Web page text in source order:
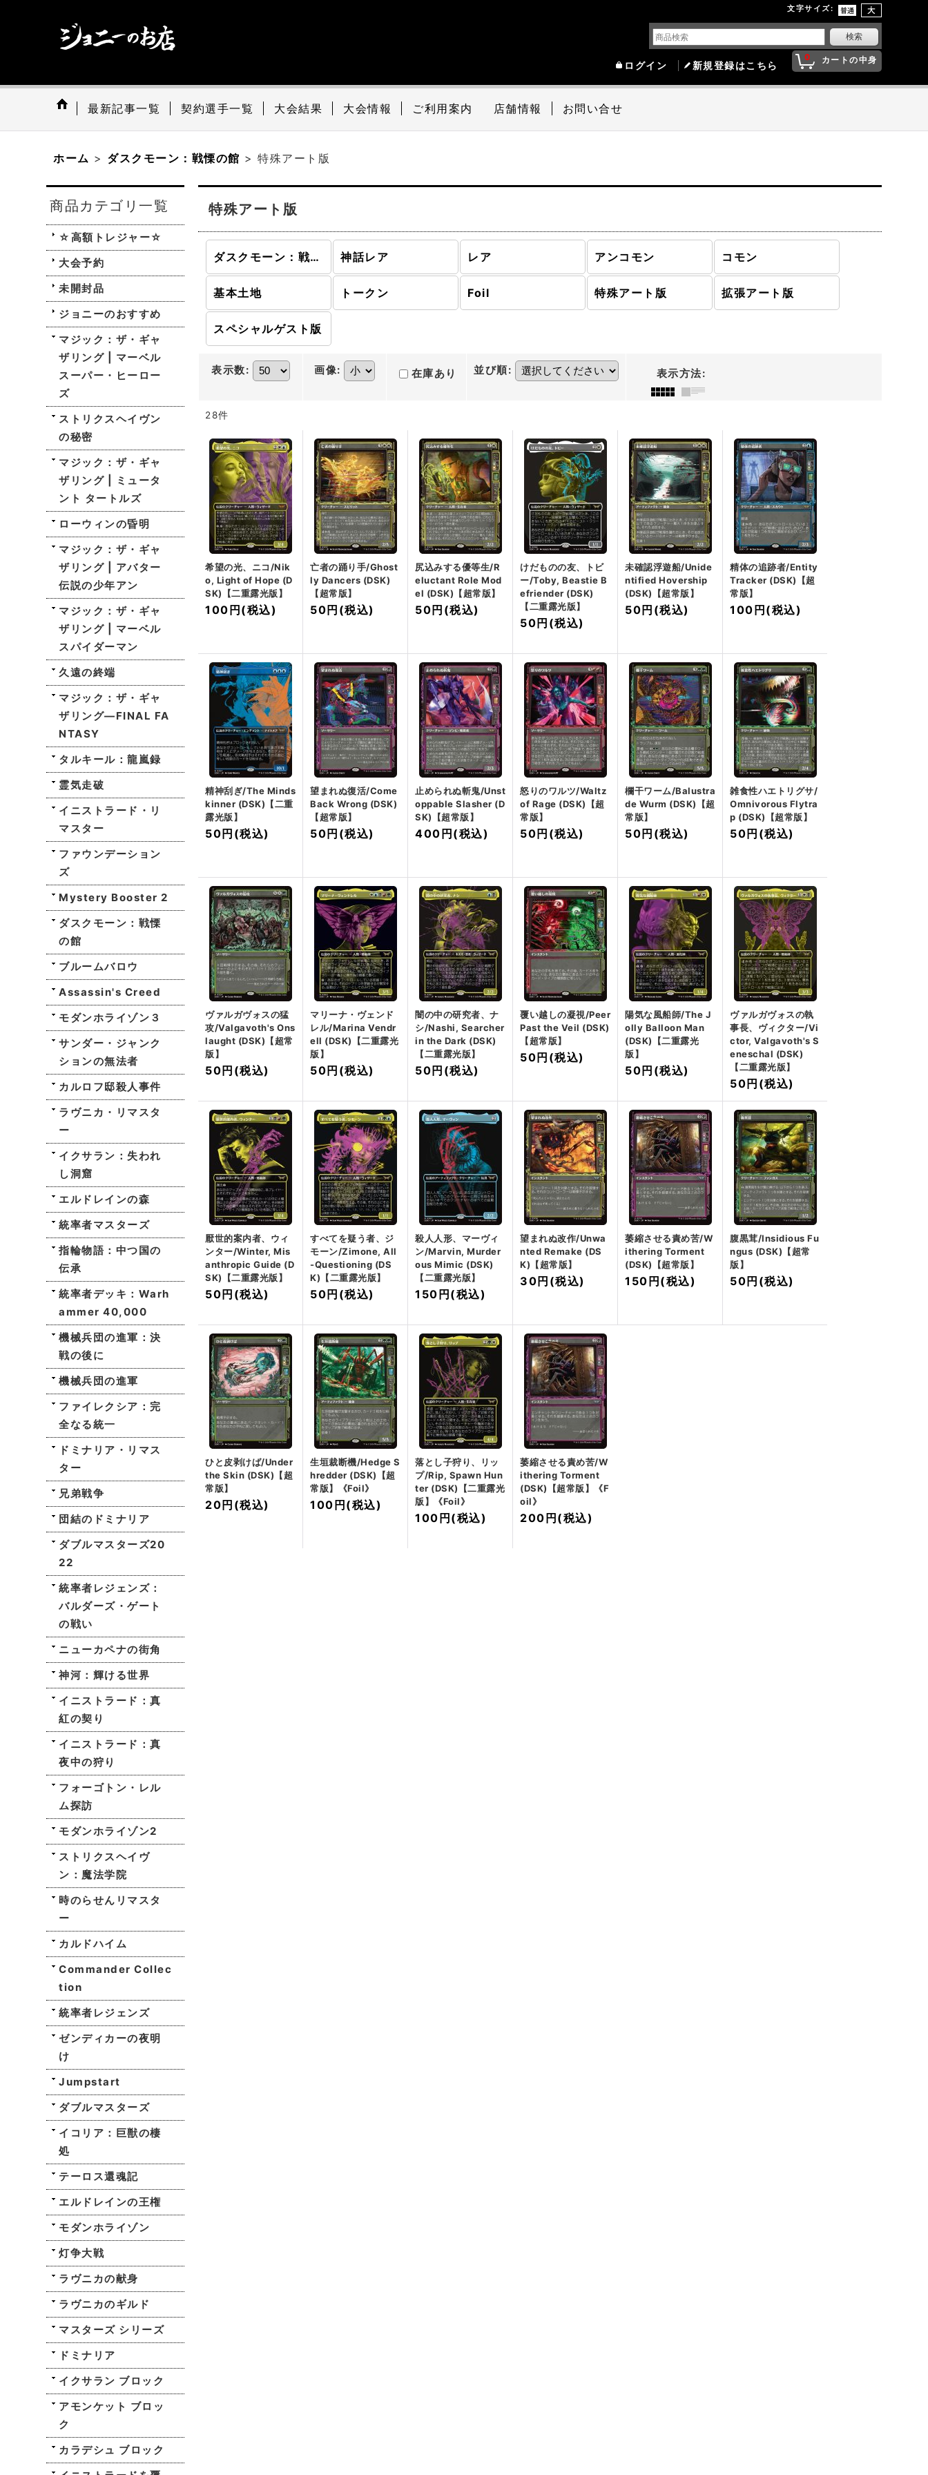
文字サイズ:
0 カートの中身
ログイン 新規登録はこちら
最新記事一覧 契約選手一覧 大会結果 大会情報 ご利用案内 店舗情報 お問い合せ
ホーム > ダスクモーン：戦慄の館 > 特殊アート版
商品カテゴリ一覧
☆高額トレジャー☆
大会予約
未開封品
ジョニーのおすすめ
マジック：ザ・ギャ
ザリング | マーベル
スーパー・ヒーロー
ズ
ストリクスヘイヴン
の秘密
マジック：ザ・ギャ
ザリング | ミュータ
ント タートルズ
ローウィンの昏明
マジック：ザ・ギャ
ザリング | アバター
伝説の少年アン
マジック：ザ・ギャ
ザリング | マーベル
スパイダーマン
久遠の終端
マジック：ザ・ギャ
ザリング—FINAL FA
NTASY
タルキール：龍嵐録
霊気走破
イニストラード・リ
マスター
ファウンデーション
ズ
Mystery Booster 2
ダスクモーン：戦慄
の館
ブルームバロウ
Assassin's Creed
モダンホライゾン３
サンダー・ジャンク
ションの無法者
カルロフ邸殺人事件
ラヴニカ・リマスタ
ー
イクサラン：失われ
し洞窟
エルドレインの森
統率者マスターズ
指輪物語：中つ国の
伝承
統率者デッキ：Warh
ammer 40,000
機械兵団の進軍：決
戦の後に
機械兵団の進軍
ファイレクシア：完
全なる統一
ドミナリア・リマス
ター
兄弟戦争
団結のドミナリア
ダブルマスターズ20
22
統率者レジェンズ：
バルダーズ・ゲート
の戦い
ニューカペナの街角
神河：輝ける世界
イニストラード：真
紅の契り
イニストラード：真
夜中の狩り
フォーゴトン・レル
ム探訪
モダンホライゾン2
ストリクスヘイヴ
ン：魔法学院
時のらせんリマスタ
ー
カルドハイム
Commander Collec
tion
統率者レジェンズ
ゼンディカーの夜明
け
Jumpstart
ダブルマスターズ
イコリア：巨獣の棲
処
テーロス還魂記
エルドレインの王権
モダンホライゾン
灯争大戦
ラヴニカの献身
ラヴニカのギルド
マスターズ シリーズ
ドミナリア
イクサラン ブロック
アモンケット ブロッ
ク
カラデシュ ブロック
特殊アート版
ダスクモーン：戦慄の館 (全商品) 神話レア レア アンコモン コモン
基本土地 トークン Foil 特殊アート版 拡張アート版
スペシャルゲスト版
表示数: 画像: 在庫あり 並び順: 表示方法:
28件
希望の光、ニコ/Nik
o, Light of Hope (D
SK)【二重露光版】
100円 (税込)
亡者の踊り手/Ghost
ly Dancers (DSK)
【超常版】
50円 (税込)
尻込みする優等生/R
eluctant Role Mod
el (DSK)【超常版】
50円 (税込)
けだものの友、トビ
ー/Toby, Beastie B
efriender (DSK)
【二重露光版】
50円 (税込)
未確認浮遊船/Unide
ntified Hovership
(DSK)【超常版】
50円 (税込)
精体の追跡者/Entity
Tracker (DSK)【超
常版】
100円 (税込)
精神刮ぎ/The Minds
kinner (DSK)【二重
露光版】
50円 (税込)
望まれぬ復活/Come
Back Wrong (DSK)
【超常版】
50円 (税込)
止められぬ斬鬼/Unst
oppable Slasher (D
SK)【超常版】
400円 (税込)
怒りのワルツ/Waltz
of Rage (DSK)【超
常版】
50円 (税込)
欄干ワーム/Balustra
de Wurm (DSK)【超
常版】
50円 (税込)
雑食性ハエトリグサ/
Omnivorous Flytra
p (DSK)【超常版】
50円 (税込)
ヴァルガヴォスの猛
攻/Valgavoth's Ons
laught (DSK)【超常
版】
50円 (税込)
マリーナ・ヴェンド
レル/Marina Vendr
ell (DSK)【二重露光
版】
50円 (税込)
闇の中の研究者、ナ
シ/Nashi, Searcher
in the Dark (DSK)
【二重露光版】
50円 (税込)
覆い越しの凝視/Peer
Past the Veil (DSK)
【超常版】
50円 (税込)
陽気な風船師/The J
olly Balloon Man
(DSK)【二重露光
版】
50円 (税込)
ヴァルガヴォスの執
事長、ヴィクター/Vi
ctor, Valgavoth's S
eneschal (DSK)
【二重露光版】
50円 (税込)
厭世的案内者、ウィ
ンター/Winter, Mis
anthropic Guide (D
SK)【二重露光版】
50円 (税込)
すべてを疑う者、ジ
モーン/Zimone, All
-Questioning (DS
K)【二重露光版】
50円 (税込)
殺人人形、マーヴィ
ン/Marvin, Murder
ous Mimic (DSK)
【二重露光版】
150円 (税込)
望まれぬ改作/Unwa
nted Remake (DS
K)【超常版】
30円 (税込)
萎縮させる責め苦/W
ithering Torment
(DSK)【超常版】
150円 (税込)
腹黒茸/Insidious Fu
ngus (DSK)【超常
版】
50円 (税込)
ひと皮剥けば/Under
the Skin (DSK)【超
常版】
20円 (税込)
生垣裁断機/Hedge S
hredder (DSK)【超
常版】《Foil》
100円 (税込)
落とし子狩り、リッ
プ/Rip, Spawn Hun
ter (DSK)【二重露光
版】《Foil》
100円 (税込)
萎縮させる責め苦/W
ithering Torment
(DSK)【超常版】《F
oil》
200円 (税込)